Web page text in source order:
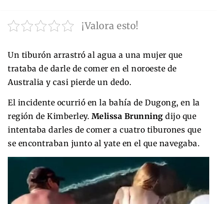
¡Valora esto!
Un tiburón arrastró al agua a una mujer que
trataba de darle de comer en el noroeste de
Australia y casi pierde un dedo.
El incidente ocurrió en la bahía de Dugong, en la
región de Kimberley. Melissa Brunning dijo que
intentaba darles de comer a cuatro tiburones que
se encontraban junto al yate en el que navegaba.